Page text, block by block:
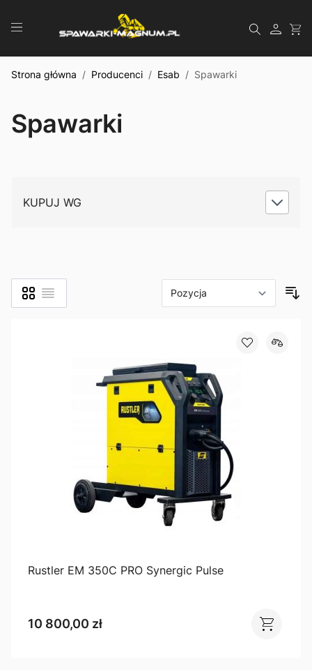
Szukaj
Strona główna / Producenci / Esab / Spawarki
Spawarki
KUPUJ WG
Zobacz jako
SiatkaLista
Rustler EM 350C PRO Synergic Pulse
10 800,00 zł